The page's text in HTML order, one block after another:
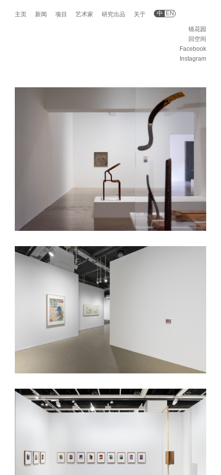
主页 新闻 项目 艺术家 研究出品 关于 中 EN
镜花园
回空间
Facebook
Instagram